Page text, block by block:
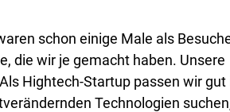
schon einige Male als
die wir je gemacht haben. Unsere
Hightech-Startup passen wir gut
Technologien